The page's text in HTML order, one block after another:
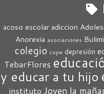
acoso escolar adiccion
Anorexia asociaciones
colegio cope depresión
TebarFlores
y educar a tu hijo
instituto Joven la